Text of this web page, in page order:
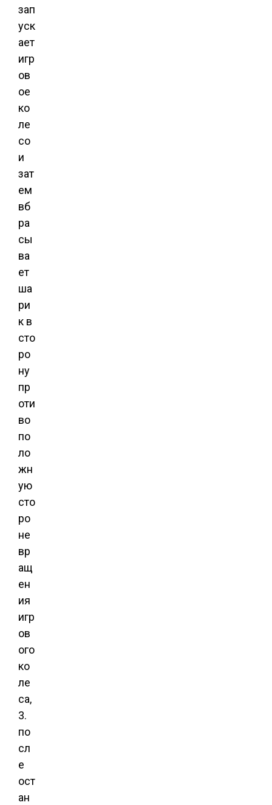
зап
уск
ает
игр
ов
ое
ко
ле
со
и
зат
ем
вб
ра
сы
ва
ет
ша
ри
к в
сто
ро
ну
пр
оти
во
по
ло
жн
ую
сто
ро
не
вр
ащ
ен
ия
игр
ов
ого
ко
ле
са,
3.
по
сл
е
ост
ан